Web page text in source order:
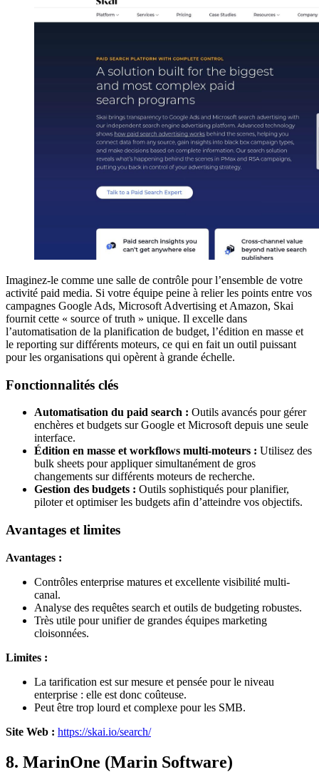
Imaginez-le comme une salle de contrôle pour l’ensemble de votre
activité paid media. Si votre équipe peine à relier les points entre vos
campagnes Google Ads, Microsoft Advertising et Amazon, Skai
fournit cette « source of truth » unique. Il excelle dans
l’automatisation de la planification de budget, l’édition en masse et
le reporting sur différents moteurs, ce qui en fait un outil puissant
pour les organisations qui opèrent à grande échelle.
Fonctionnalités clés
Automatisation du paid search : Outils avancés pour gérer
enchères et budgets sur Google et Microsoft depuis une seule
interface.
Édition en masse et workflows multi-moteurs : Utilisez des
bulk sheets pour appliquer simultanément de gros
changements sur différents moteurs de recherche.
Gestion des budgets : Outils sophistiqués pour planifier,
piloter et optimiser les budgets afin d’atteindre vos objectifs.
Avantages et limites
Avantages :
Contrôles enterprise matures et excellente visibilité multi-
canal.
Analyse des requêtes search et outils de budgeting robustes.
Très utile pour unifier de grandes équipes marketing
cloisonnées.
Limites :
La tarification est sur mesure et pensée pour le niveau
enterprise : elle est donc coûteuse.
Peut être trop lourd et complexe pour les SMB.
Site Web : https://skai.io/search/
8. MarinOne (Marin Software)